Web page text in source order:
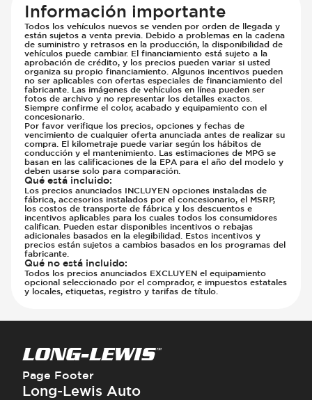
Información importante
Todos los vehículos nuevos se venden por orden de llegada y
están sujetos a venta previa. Debido a problemas en la cadena
de suministro y retrasos en la producción, la disponibilidad de
vehículos puede cambiar. El financiamiento está sujeto a la
aprobación de crédito, y los precios pueden variar si usted
organiza su propio financiamiento. Algunos incentivos pueden
no ser aplicables con ofertas especiales de financiamiento del
fabricante. Las imágenes de vehículos en línea pueden ser
fotos de archivo y no representar los detalles exactos.
Siempre confirme el color, acabado y equipamiento con el
concesionario.
Por favor verifique los precios, opciones y fechas de
vencimiento de cualquier oferta anunciada antes de realizar su
compra. El kilometraje puede variar según los hábitos de
conducción y el mantenimiento. Las estimaciones de MPG se
basan en las calificaciones de la EPA para el año del modelo y
deben usarse solo para comparación.
Qué está incluido:
Los precios anunciados INCLUYEN opciones instaladas de
fábrica, accesorios instalados por el concesionario, el MSRP,
los costos de transporte de fábrica y los descuentos e
incentivos aplicables para los cuales todos los consumidores
califican. Pueden estar disponibles incentivos o rebajas
adicionales basados en la elegibilidad. Estos incentivos y
precios están sujetos a cambios basados en los programas del
fabricante.
Qué no está incluido:
Todos los precios anunciados EXCLUYEN el equipamiento
opcional seleccionado por el comprador, e impuestos estatales
y locales, etiquetas, registro y tarifas de título.
Page Footer
Long-Lewis Auto